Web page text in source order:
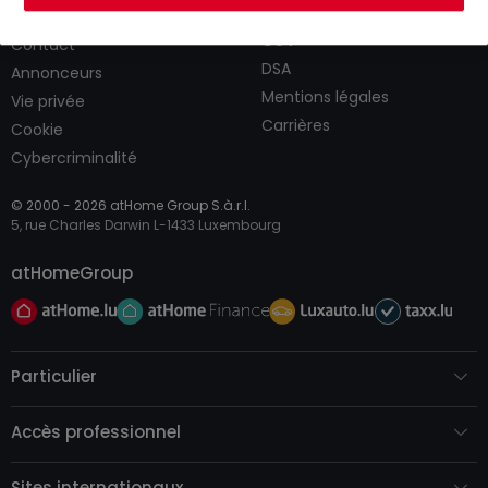
atHomeGroup
Contact
Annonceurs
Vie privée
Cookie
Cybercriminalité
CGU
CGV
DSA
Mentions légales
Carrières
© 2000 - 2026 atHome Group S.à.r.l.
5, rue Charles Darwin L-1433 Luxembourg
atHomeGroup
Particulier
Accès professionnel